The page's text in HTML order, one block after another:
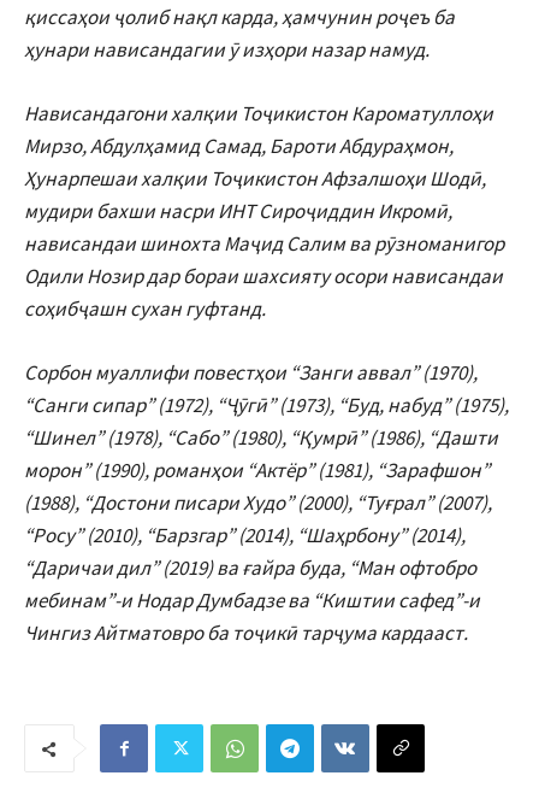
қиссаҳои ҷолиб нақл карда, ҳамчунин роҷеъ ба
ҳунари нависандагии ӯ изҳори назар намуд.
Нависандагони халқии Тоҷикистон Кароматуллоҳи
Мирзо, Абдулҳамид Самад, Бароти Абдураҳмон,
Ҳунарпешаи халқии Тоҷикистон Афзалшоҳи Шодӣ,
мудири бахши насри ИНТ Сироҷиддин Икромӣ,
нависандаи шинохта Маҷид Салим ва рӯзноманигор
Одили Нозир дар бораи шахсияту осори нависандаи
соҳибҷашн сухан гуфтанд.
Сорбон муаллифи повестҳои “Занги аввал” (1970),
“Санги сипар” (1972), “Ҷӯгӣ” (1973), “Буд, набуд” (1975),
“Шинел” (1978), “Сабо” (1980), “Қумрӣ” (1986), “Дашти
морон” (1990), романҳои “Актёр” (1981), “Зарафшон”
(1988), “Достони писари Худо” (2000), “Туғрал” (2007),
“Росу” (2010), “Барзгар” (2014), “Шаҳрбону” (2014),
“Даричаи дил” (2019) ва ғайра буда, “Ман офтобро
мебинам”-и Нодар Думбадзе ва “Киштии сафед”-и
Чингиз Айтматовро ба тоҷикӣ тарҷума кардааст.